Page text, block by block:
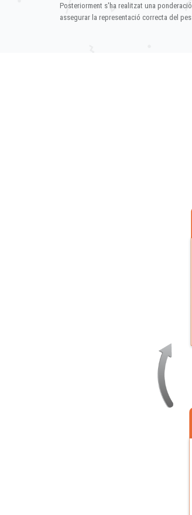
Posteriorment s'ha realitzat una
assegurar la representació correcta del